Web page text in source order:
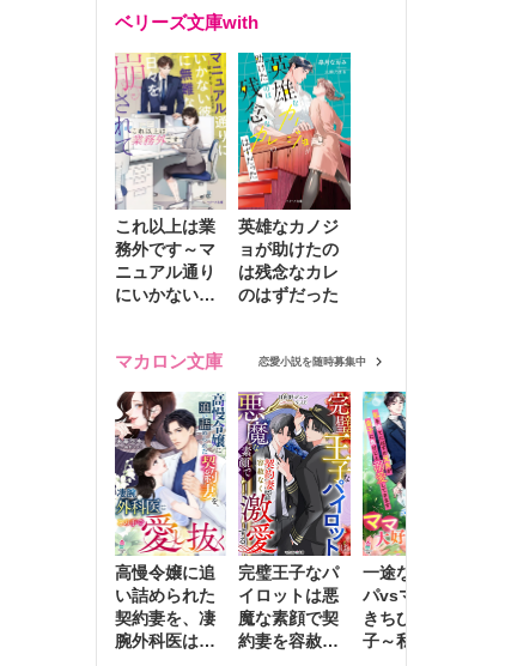
激烈愛で貫く
ベリーズ文庫with
これ以上は業
務外です～マ
ニュアル通り
にいかない彼
英雄なカノジ
ョが助けたの
は残念なカレ
のはずだった
マカロン文庫 恋愛小説を随時募集中
高慢令嬢に追
い詰められた
契約妻を、凄
腕外科医はこ
完璧王子なパ
イロットは悪
魔な素顔で契
約妻を容赦な
一途な社長パ
パvsママ大好
きちびっこ息
子～私を捨て